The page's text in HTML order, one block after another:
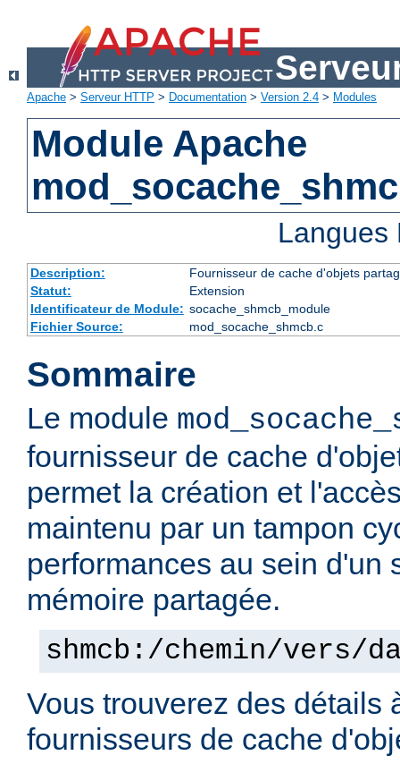
Apache > Serveur HTTP > Documentation > Version 2.4 > Modules
Module Apache
Description:
Fournisseur de cache d'objets
Statut:
Extension
Identificateur de Module: socache_shmcb_module
Fichier Source:
mod_socache_shmcb.c
Sommaire
Le module
fournisseur de cache
permet la création et
maintenu par un tampon
performances au sein d'un
mémoire partagée.
shmcb:/chemin/vers/
Vous trouverez des détails
fournisseurs de cache